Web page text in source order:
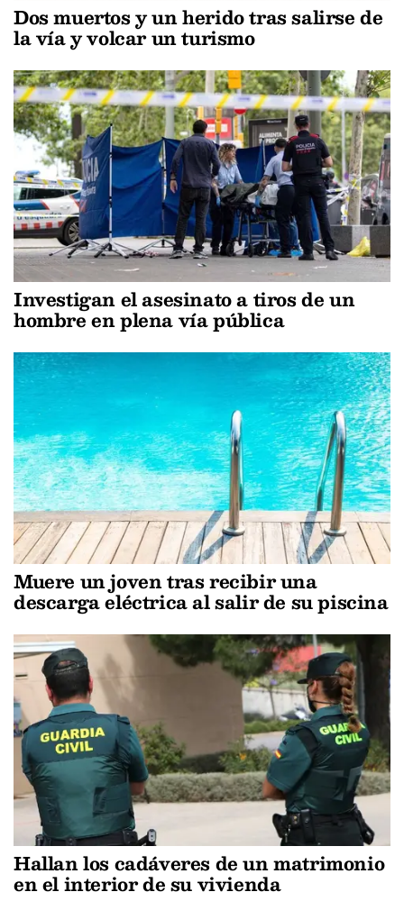
Dos muertos y un herido tras salirse de
la vía y volcar un turismo
Investigan el asesinato a tiros de un
hombre en plena vía pública
Muere un joven tras recibir una
descarga eléctrica al salir de su piscina
Hallan los cadáveres de un matrimonio
en el interior de su vivienda